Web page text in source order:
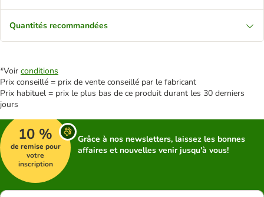
Quantités recommandées
*Voir conditions
Prix conseillé = prix de vente conseillé par le fabricant
Prix habituel = prix le plus bas de ce produit durant les 30 derniers
jours
10 %
de remise pour
votre
inscription
Grâce à nos newsletters, laissez les bonnes
affaires et nouvelles venir jusqu'à vous!